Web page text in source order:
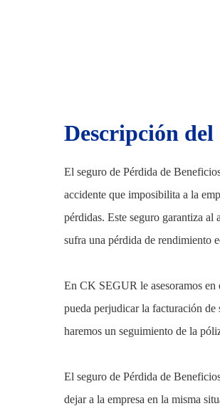
Descripción del
El seguro de Pérdida de
accidente que imposibilita a la
pérdidas. Este seguro garantiza al
sufra una pérdida de rendimiento
En CK SEGUR le asesoramos en
pueda perjudicar la facturación de
haremos un seguimiento de la
El seguro de Pérdida de
dejar a la empresa en la misma